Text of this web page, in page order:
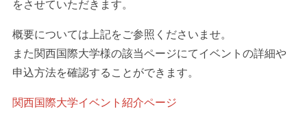
をさせていただきます。
概要については上記をご参照くださいませ。
また関西国際大学様の該当ページにてイベントの詳細や
申込方法を確認することができます。
関西国際大学イベント紹介ページ